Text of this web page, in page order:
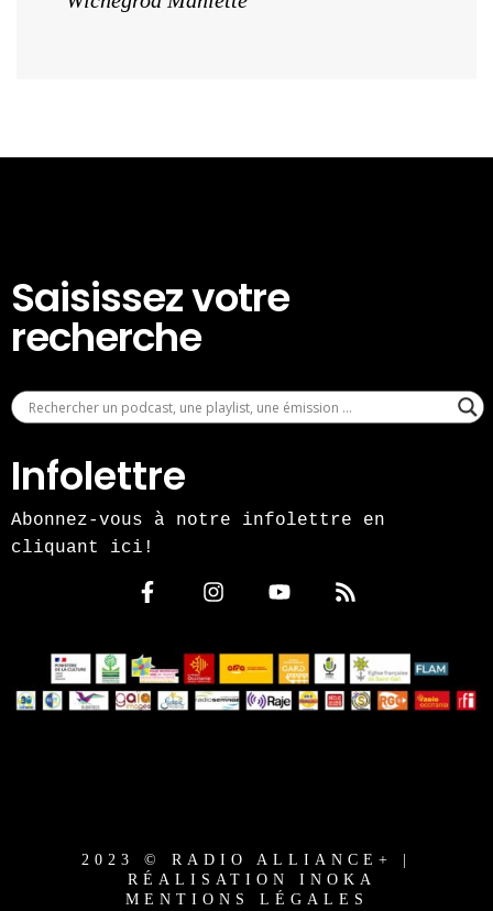
Saisissez votre
recherche
Infolettre
Abonnez-vous à notre infolettre en
cliquant ici!
2023 © RADIO ALLIANCE+ |
RÉALISATION INOKA
MENTIONS LÉGALES